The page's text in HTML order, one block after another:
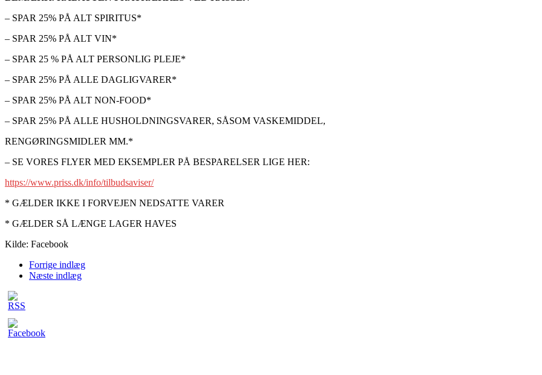
– SPAR 25% PÅ ALT SPIRITUS*
– SPAR 25% PÅ ALT VIN*
– SPAR 25 % PÅ ALT PERSONLIG PLEJE*
– SPAR 25% PÅ ALLE DAGLIGVARER*
– SPAR 25% PÅ ALT NON-FOOD*
– SPAR 25% PÅ ALLE HUSHOLDNINGSVARER, SÅSOM VASKEMIDDEL,
RENGØRINGSMIDLER MM.*
– SE VORES FLYER MED EKSEMPLER PÅ BESPARELSER LIGE HER:
https://www.priss.dk/info/tilbudsaviser/
* GÆLDER IKKE I FORVEJEN NEDSATTE VARER
* GÆLDER SÅ LÆNGE LAGER HAVES
Kilde: Facebook
Forrige indlæg
Næste indlæg